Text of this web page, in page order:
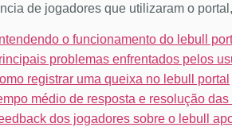
de jogadores que utilizaram o
o funcionamento do lebull
problemas enfrentados pelos
registrar uma queixa no lebull portal
médio de resposta e resolução
dos jogadores sobre o lebull